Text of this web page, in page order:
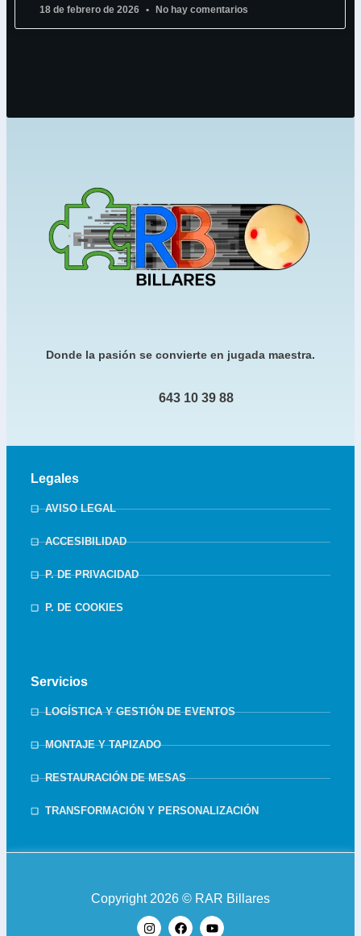
18 de febrero de 2026 No hay comentarios
Donde la pasión se convierte en jugada maestra.
643 10 39 88
Legales
AVISO LEGAL
ACCESIBILIDAD
P. DE PRIVACIDAD
P. DE COOKIES
Servicios
LOGÍSTICA Y GESTIÓN DE EVENTOS
MONTAJE Y TAPIZADO
RESTAURACIÓN DE MESAS
TRANSFORMACIÓN Y PERSONALIZACIÓN
Copyright 2026 © RAR Billares